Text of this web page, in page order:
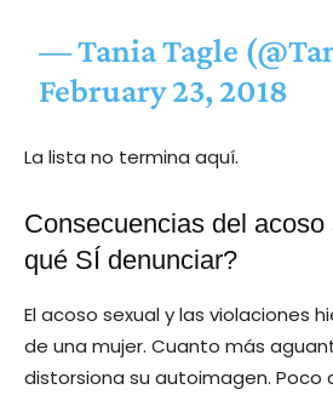
— Tania Tagle
February 23, 2018
La lista no termina aquí.
Consecuencias del
qué SÍ denunciar?
El acoso sexual y las violaciones
de una mujer. Cuanto más
distorsiona su autoimagen. Poco